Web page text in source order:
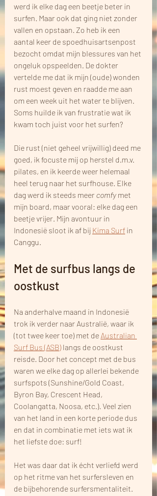
werd ik elke dag een beetje beter in
surfen. Maar ook dat ging niet zonder
vallen en opstaan. Zo heb ik een
aantal keer de spoedhuisartsenpost
bezocht omdat mijn blessures van het
ongeluk opspeelden. De dokter
vertelde me dat ik mijn (oude) wonden
rust moest geven en raadde me aan
om een week uit het water te blijven.
Soms huilde ik van frustratie wat ik
kwam toch juist voor het surfen?
Die rust (niet geheel vrijwillig) deed me
goed, ik focuste mij op herstel d.m.v.
pilates, en ik keerde weer helemaal
heel terug naar het surfhouse. Elke
dag werd ik steeds meer comfy met
mijn board, maar vooral: elke dag een
beetje vrijer. Mijn avontuur in
Indonesië sloot ik af bij Kima Surf in
Canggu.
Met de surfbus langs de
oostkust
Na anderhalve maand in Indonesië
trok ik verder naar Australië, waar ik
(tot twee keer toe) met de Australian
Surf Bus (ASB) langs de oostkust
reisde. Door het concept met de bus
waren we elke dag op allerlei bekende
surfspots (Sunshine/Gold Coast,
Byron Bay, Crescent Head,
Coolangatta, Noosa, etc.). Veel zien
van het land in een korte periode dus
en dat in combinatie met iets wat ik
het liefste doe: surf!
Het was daar dat ik écht verliefd werd
op het ritme van het surfersleven en
de bijbehorende surfersmentaliteit.